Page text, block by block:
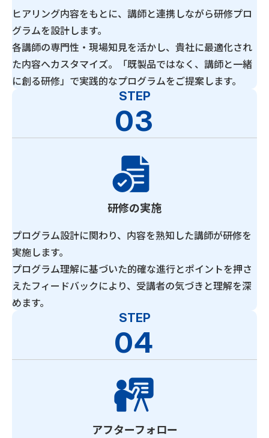
ヒアリング内容をもとに、講師と連携しながら研修プロ
グラムを設計します。
各講師の専門性・現場知見を活かし、貴社に最適化され
た内容へカスタマイズ。「既製品ではなく、講師と一緒
に創る研修」で実践的なプログラムをご提案します。
STEP
03
研修の実施
プログラム設計に関わり、内容を熟知した講師が研修を
実施します。
プログラム理解に基づいた的確な進行とポイントを押さ
えたフィードバックにより、受講者の気づきと理解を深
めます。
STEP
04
アフターフォロー